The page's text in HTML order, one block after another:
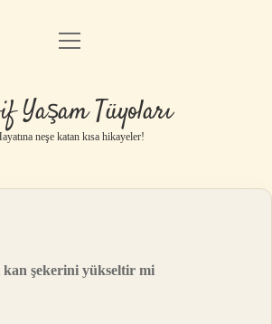
Anasayfa
Yasal Uyarı
menüyü
Yaşam Tüyoları
neşe katan kısa hikayeler!
kan şekerini yükseltir mi